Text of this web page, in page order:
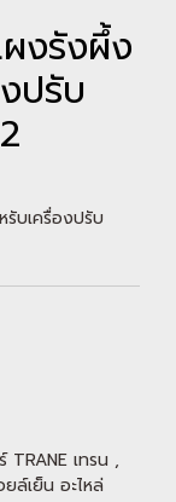
งรังผึ้ง
ปรับ
บเครื่องปรับ
TRANE เทรน ,
ล์เย็น อะไหล่